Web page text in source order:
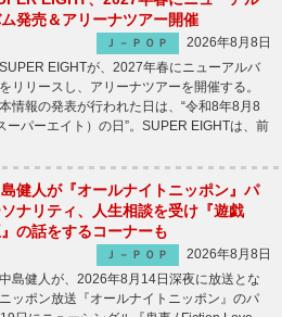
発売＆アリーナツアー開催
Ｊ－ＰＯＰ
2026年8月8日
EIGHTが、2027年春にニューアルバ
リリースし、アリーナツアーを開催する。
情報の発表が行われた日は、“令和8年8月8
ーパーエイト）の日”。SUPER EIGHTは、前
健人が『オールナイトニッポン』パ
ナリティ、人生相談を受け『遊戯
の話をするコーナーも
Ｊ－ＰＯＰ
2026年8月8日
島健人が、2026年8月14日深夜に放送とな
ッポン放送『オールナイトニッポン』のパ